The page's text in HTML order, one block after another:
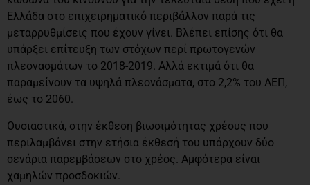
Ελλάδα στο επιχειρηματικό περιβάλλον παρά τις
μεταρρυθμίσεις που έχουν γίνει. Βλέπει επίσης ότι θα
υπάρξει επίτευξη των στόχων περί πρωτογενών
πλεονασμάτων το 2018-2019. Αλλά εκτιμά ότι θα
παραμείνουν τα υψηλά πλεονάσματα, στο 2,2% του ΑΕΠ,
έως το 2060.
Ουσιαστικά, στην έκθεση βιωσιμότητας χρέους που
περιλαμβάνει στην ετήσια έκθεσή του υπάρχουν δύο
σενάρια παρεμβάσεων στο χρέος. Αμφότερα είναι
χαμηλών προσδοκιών.